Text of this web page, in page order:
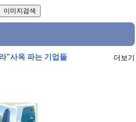
"사옥 파는 기업들 더보기